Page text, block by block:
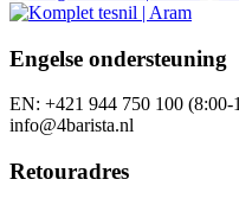
Engelse ondersteuning
EN: +421 944 750 100 (8:00-
info@4barista.nl
Retouradres